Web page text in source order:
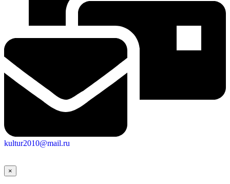
Социальные
kultur2010@mail.ru
×